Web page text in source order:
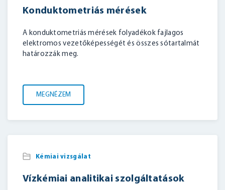
Konduktometriás mérések
A konduktometriás mérések folyadékok fajlagos
elektromos vezetőképességét és összes sótartalmát
határozzák meg.
MEGNÉZEM
Kémiai vizsgálat
Vízkémiai analitikai szolgáltatások